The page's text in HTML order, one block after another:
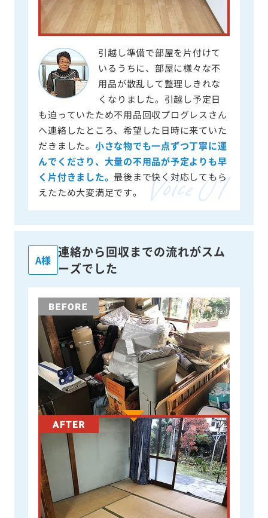
引越し準備で部屋を片付けて
いるうちに、部屋に様々な不
用品が散乱して整理しきれな
くなりました。引越し予定日
も迫っていたため不用品回収プログレスさん
へ連絡したところ、希望した日時に来ていた
だきました。 小さな物でも一点ずつ丁寧に運
んでくださり、大量の不用品が予定よりも早
く片付きました。 最後まで快く対応してもら
えたため大変満足です。
A様
連絡から回収までの流れがスム
ーズでした